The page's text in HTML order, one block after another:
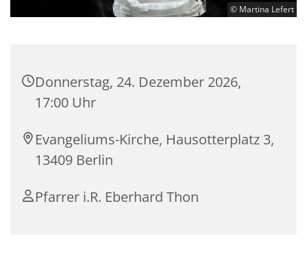
© Martina Lefert
Donnerstag, 24. Dezember 2026,
17:00 Uhr
Evangeliums-Kirche, Hausotterplatz 3,
13409 Berlin
Pfarrer i.R. Eberhard Thon